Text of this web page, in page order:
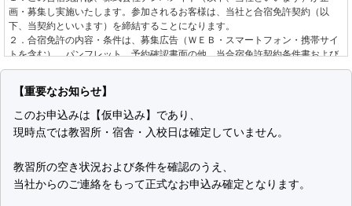
個人情報への不正アクセスや、個人情報の漏えい、紛失、破壊、改ざん等に対
して、合理的な防止並びに是正措置を行います。
4．個人情報に関する苦情及び相談について
5．個人情報保護の取り組み（個人情報保護マネジメントシステム）について
す。
制定日 2001年6月1日
株式会社ナンバメイト
代表取締役 時野 学
画・募集し実施いたします。参加されるお客様は、当社と合宿免許契約（以
下、当契約といいます）を締結することになります。
２．合宿免許の内容・条件は、募集広告（ＷＥＢ・スマートフォン・携帯サイ
トを含む）、パンフレット、予約確認書面の他、当合宿免許契約条件書および
標準旅行業約款募集企画旅行契約の部によります。
（お申し込みとご契約の成立）
の希望を承り、道路交通法、自動車教習所個別規約、空席状況を確認し、当社
が手配を承諾する旨をお客様へ回答した後、お客様からお申し込みをいただき
ただきます。
２．お申し込み後、当社が指定する期日までにお客様が申込金または教習料金
全額をお支払いいただいた場合に当契約の成立として取り扱います。「お客様
【重要なお知らせ】
このお申込みは【仮申込み】であり、
現時点では教習所・宿舎・入校日は確定していません。
教習所の空き状況および条件を確認のうえ、
当社からのご連絡をもって正式なお申込み確定となります。